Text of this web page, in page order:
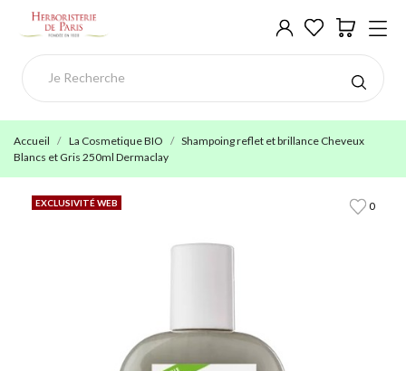
Accueil La Cosmetique BIO
Shampoing reflet et brillance Cheveux
Blancs et Gris 250ml Dermaclay
0
EXCLUSIVITÉ WEB